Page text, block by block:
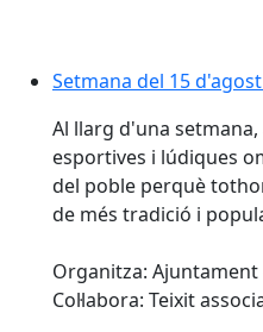
Setmana del 15
Setmana del 15
Al llarg d'una
esportives i lúdiques
del poble perquè
de més tradició i
Organitza: Ajuntament
Col·labora: Teixit